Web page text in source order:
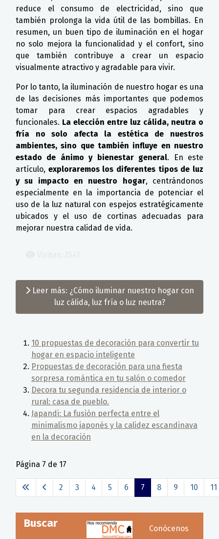
reduce el consumo de electricidad, sino que
también prolonga la vida útil de las bombillas. En
resumen, un buen tipo de iluminación en el hogar
no solo mejora la funcionalidad y el confort, sino
que también contribuye a crear un espacio
visualmente atractivo y agradable para vivir.
Por lo tanto, la iluminación de nuestro hogar es una
de las decisiones más importantes que podemos
tomar para crear espacios agradables y
funcionales. La elección entre luz cálida, neutra o
fría no solo afecta la estética de nuestros
ambientes, sino que también influye en nuestro
estado de ánimo y bienestar general. En este
artículo, exploraremos los diferentes tipos de luz
y su impacto en nuestro hogar, centrándonos
especialmente en la importancia de potenciar el
uso de la luz natural con espejos estratégicamente
ubicados y el uso de cortinas adecuadas para
mejorar nuestra calidad de vida.
Leer más: ¿Cómo iluminar nuestro hogar con
luz cálida, luz fría o luz neutra?
10 propuestas de decoración para convertir tu
hogar en espacio inteligente
Propuestas de decoración para una fiesta
sorpresa romántica en tu salón o comedor
Decora tu segunda residencia de interior o
rural: casa de pueblo.
Japandi: La fusión perfecta entre el
minimalismo japonés y la calidez escandinava
en la decoración
Página 7 de 17
2 3 4 5 6 7 8 9 10 11
Buscar
Conócenos